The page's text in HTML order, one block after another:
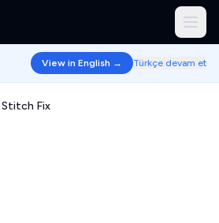
View in English → Türkçe devam et
Stitch Fix